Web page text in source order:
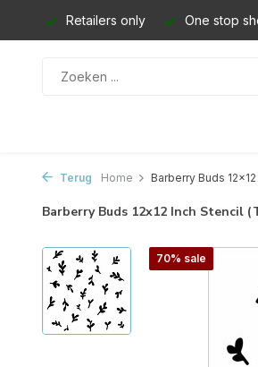
Retailers only One stop
Terug Home Barberry Buds
Barberry Buds 12x12 Inch Stencil
70% sale